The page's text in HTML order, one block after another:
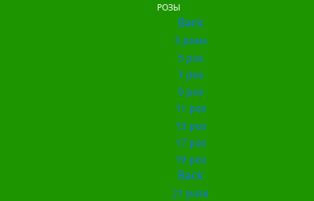
РОЗЫ
Back
3 розы
5 роз
7 роз
9 роз
11 роз
15 роз
17 роз
19 роз
Back
21 роза